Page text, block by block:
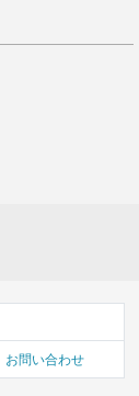
お問い合わせ